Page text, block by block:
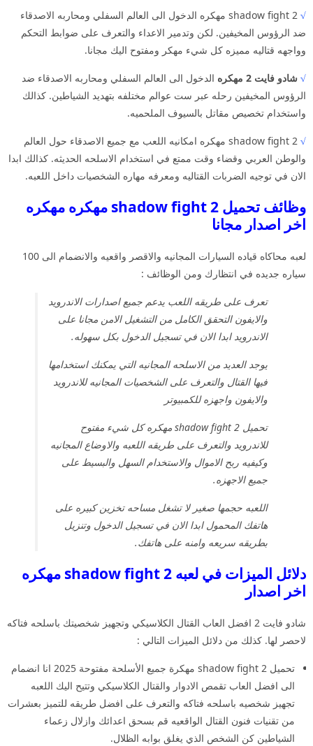
√
shadow fight 2 مهكره الدخول الى العالم السفلي ومحاربه الاصدقاء
ضد الرؤوس المخيفين. لكن وتدمير الاعداء والتعرف على ضوابط التحكم
وواجهه قتاليه مميزه كل شيء مهكر ومفتوح اليك مجانا.
√ شادو فايت 2 مهكره
الدخول الى العالم السفلي ومحاربه الاصدقاء ضد
الرؤوس المخيفين رحله عبر ست عوالم مختلفه بتهديد الشياطين. كذالك
واستخدام تخصيص مقاتل بالسيوف الملحميه.
√
shadow fight 2 مهكره امكانيه اللعب مع جميع الاصدقاء حول العالم
والوطن العربي وقضاء وقت ممتع في استخدام الاسلحه الحديثه. كذالك ابدا
الان في توجيه الضربات القتاليه ومعرفه مهاره الشخصيات داخل اللعبه.
وظائف تحميل shadow fight 2 مهكره مهكره
اخر اصدار مجانا
لعبه محاكاه قياده السيارات المجانيه والاقصر واقعيه والانضمام الى 100
سياره جديده في انتظارك ومن الوظائف :
تعرف على طريقه اللعب يدعم جميع اصدارات الاندرويد
والايفون التحقق الكامل من التشغيل الامن مجانا على
الاندرويد ابدا الان في تسجيل الدخول بكل سهوله.
يوجد العديد من الاسلحه المجانيه التي يمكنك استخدامها
فيها القتال والتعرف على الشخصيات المجانيه للاندرويد
والايفون واجهزه للكمبيوتر
تحميل shadow fight 2 مهكره كل شيء مفتوح
للاندرويد والتعرف على طريقه اللعبه والاوضاع المجانيه
وكيفيه ربح الاموال والاستخدام السهل والبسيط على
جميع الاجهزه.
اللعبه حجمها صغير لا تشغل مساحه تخزين كبيره على
هاتفك المحمول ابدا الان في تسجيل الدخول وتنزيل
بطريقه سريعه وامنه على هاتفك.
دلائل الميزات في لعبه shadow fight 2 مهكره
اخر اصدار
شادو فايت 2 افضل العاب القتال الكلاسيكي وتجهيز شخصيتك باسلحه فتاكه
لاحصر لها. كذلك من دلائل الميزات التالي :
تحميل shadow fight 2 مهكرة جميع الأسلحة مفتوحة 2025 انا انضمام
الى افضل العاب تقمص الادوار والقتال الكلاسيكي وتتيح اليك اللعبه
تجهيز شخصيه باسلحه فتاكه والتعرف على افضل طريقه للتميز بعشرات
من تقنيات فنون القتال الواقعيه قم بسحق اعدائك وازلال زعماء
الشياطين كن الشخص الذي يغلق بوابه الظلال.